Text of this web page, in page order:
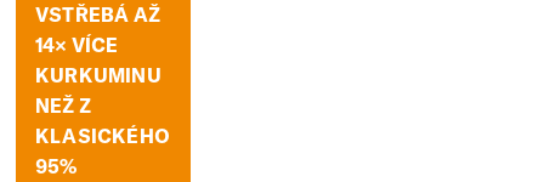
VSTŘEBÁ AŽ
14× VÍCE
KURKUMINU
NEŽ Z
KLASICKÉHO
95%